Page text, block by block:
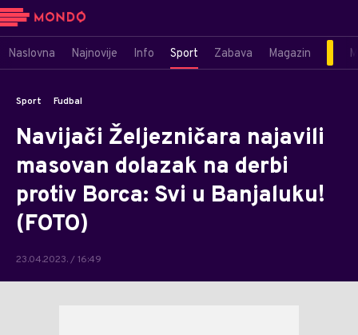
Naslovna Najnovije Info Sport Zabava Magazin
Sport Fudbal
Navijači Željezničara najavili
masovan dolazak na derbi
protiv Borca: Svi u Banjaluku!
(FOTO)
23.04.2023. / 16:49